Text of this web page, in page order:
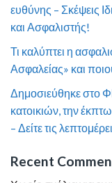
ευθύνης – Σκέψεις
και Ασφαλιστής!
Τι καλύπτει η
Ασφαλείας» και
Δημοσιεύθηκε στο
κατοικιών, την
– Δείτε τις
Recent